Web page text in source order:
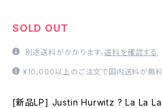
SOLD OUT
別途送料がかかります。送料を確認する
¥10,000以上のご注文で国内送料が無料
[新品LP] Justin Hurwitz ? La La